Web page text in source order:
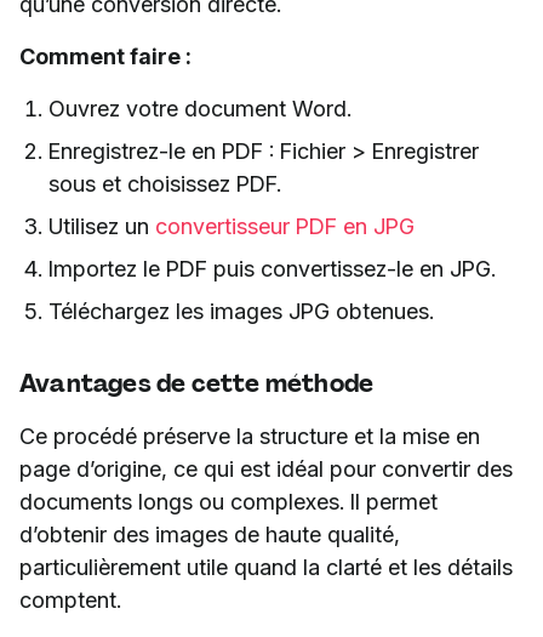
Comment faire :
Ouvrez votre document Word.
Enregistrez-le en PDF : Fichier > Enregistrer
sous et choisissez PDF.
Utilisez un convertisseur PDF en JPG
Importez le PDF puis convertissez-le en JPG.
Téléchargez les images JPG obtenues.
Avantages de cette méthode
Ce procédé préserve la structure et la mise en
page d’origine, ce qui est idéal pour convertir des
documents longs ou complexes. Il permet
d’obtenir des images de haute qualité,
particulièrement utile quand la clarté et les détails
comptent.